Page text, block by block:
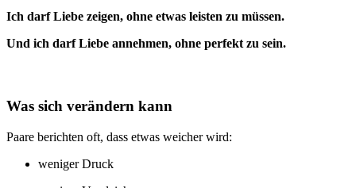
Ich darf Liebe zeigen, ohne etwas leisten zu müssen.
Und ich darf Liebe annehmen, ohne perfekt zu sein.
Was sich verändern kann
Paare berichten oft, dass etwas weicher wird:
weniger Druck